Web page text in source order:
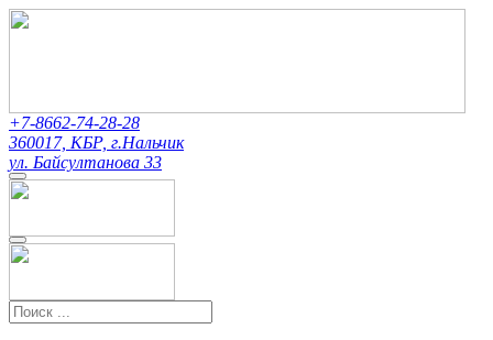
+7-8662-74-28-28
360017, КБР, г.Нальчик
ул. Байсултанова 33